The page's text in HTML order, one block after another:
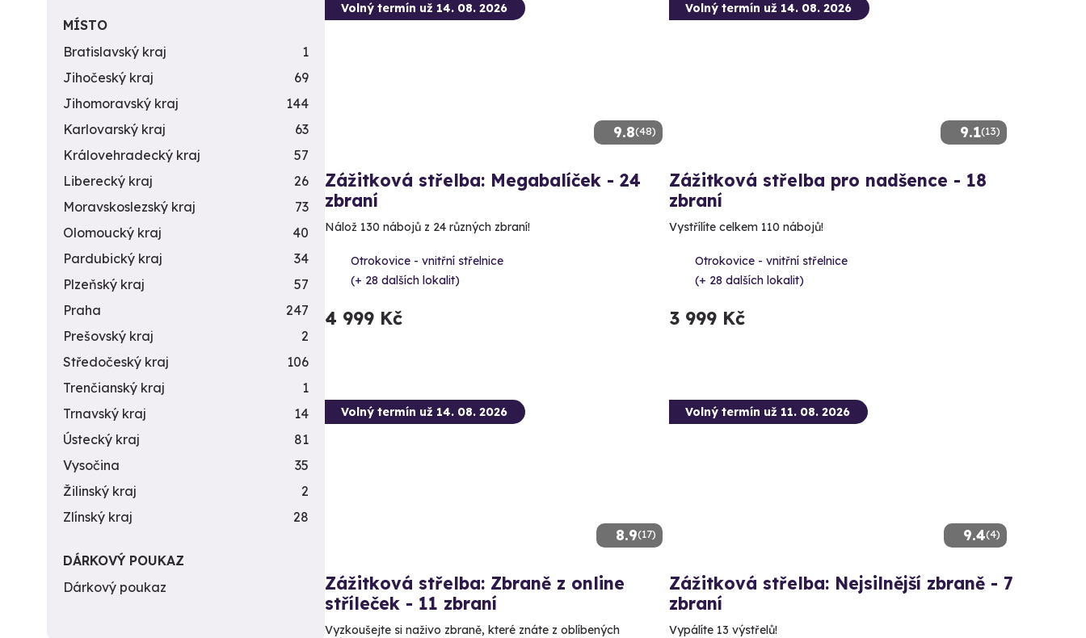
9.8(48)
Volný termín už 14. 08. 2026
Zážitková střelba: Megabalíček - 24
zbraní
Nálož 130 nábojů z 24 různých zbraní!
Otrokovice - vnitřní střelnice
(+ 28 dalších lokalit)
4 999 Kč
9.1(13)
Volný termín už 14. 08. 2026
Zážitková střelba pro nadšence - 18
zbraní
Vystřílíte celkem 110 nábojů!
Otrokovice - vnitřní střelnice
(+ 28 dalších lokalit)
3 999 Kč
8.9(17)
Volný termín už 14. 08. 2026
Zážitková střelba: Zbraně z online
stříleček - 11 zbraní
Vyzkoušejte si naživo zbraně, které znáte z oblíbených
9.4(4)
Volný termín už 11. 08. 2026
Zážitková střelba: Nejsilnější zbraně - 7
zbraní
Vypálíte 13 výstřelů!
MÍSTO
Bratislavský kraj
1
Jihočeský kraj
69
Jihomoravský kraj
144
Karlovarský kraj
63
Královehradecký kraj
57
Liberecký kraj
26
Moravskoslezský kraj
73
Olomoucký kraj
40
Pardubický kraj
34
Plzeňský kraj
57
Praha
247
Prešovský kraj
2
Středočeský kraj
106
Trenčianský kraj
1
Trnavský kraj
14
Ústecký kraj
81
Vysočina
35
Žilinský kraj
2
Zlínský kraj
28
DÁRKOVÝ POUKAZ
Dárkový poukaz